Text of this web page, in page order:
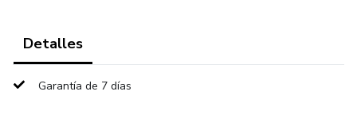
Detalles
Garantía de 7 días